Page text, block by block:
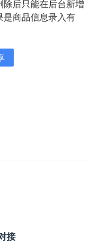
后只能在后台新增
商品信息录入有
接